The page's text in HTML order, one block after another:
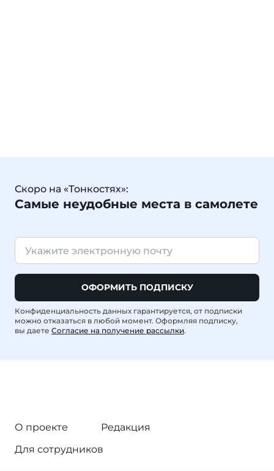
Скоро на «Тонкостях»:
Самые неудобные места в самолете
ОФОРМИТЬ ПОДПИСКУ
Конфиденциальность данных гарантируется, от подписки
можно отказаться в любой момент. Оформляя подписку,
вы даете Согласие на получение рассылки.
О проекте
Редакция
Для сотрудников